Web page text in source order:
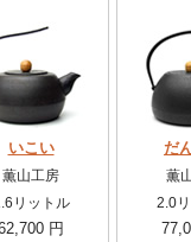
いこい
薫山工房
リットル
円
だ
薫
2.0